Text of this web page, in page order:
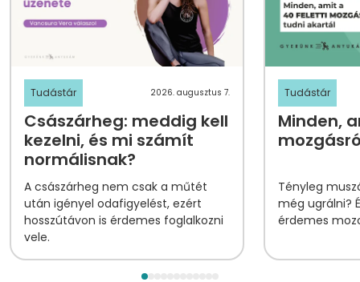
Tudástár 2026. augusztus 7.
Császárheg: meddig kell
kezelni, és mi számít
normálisnak?
A császárheg nem csak a műtét
után igényel odafigyelést, ezért
hosszútávon is érdemes foglalkozni
vele.
Tudástár
Minden,
Tényleg
még ugrálni?
érdemes